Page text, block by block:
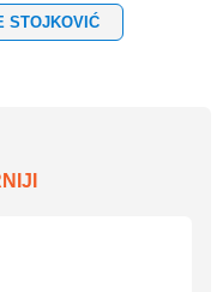
STOJKOVIĆ